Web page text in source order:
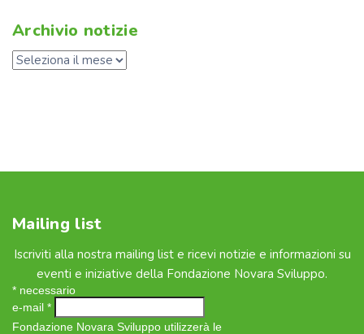
Archivio notizie
Mailing list
Iscriviti alla nostra mailing list e ricevi notizie e informazioni su
eventi e iniziative della Fondazione Novara Sviluppo.
* necessario
e-mail *
Fondazione Novara Sviluppo utilizzerà le